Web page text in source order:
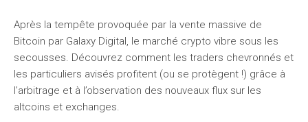
Après la tempête provoquée par la vente massive de
Bitcoin par Galaxy Digital, le marché crypto vibre sous les
secousses. Découvrez comment les traders chevronnés et
les particuliers avisés profitent (ou se protègent !) grâce à
l’arbitrage et à l’observation des nouveaux flux sur les
altcoins et exchanges.